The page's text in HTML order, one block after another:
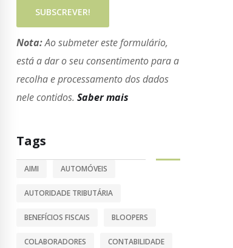
SUBSCREVER!
Nota:Ao submeter este formulário,
está a dar o seu consentimento para a
recolha e processamento dos dados
nele contidos. Saber mais
Tags
AIMI AUTOMÓVEIS
AUTORIDADE TRIBUTÁRIA
BENEFÍCIOS FISCAIS BLOOPERS
COLABORADORES CONTABILIDADE